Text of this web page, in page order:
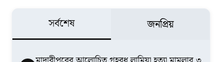
সর্বশেষ জনপ্রিয়